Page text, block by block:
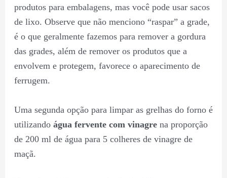
produtos para embalagens, mas você pode usar sacos
de lixo. Observe que não menciono “raspar” a grade,
é o que geralmente fazemos para remover a gordura
das grades, além de remover os produtos que a
envolvem e protegem, favorece o aparecimento de
ferrugem.
Uma segunda opção para limpar as grelhas do forno é
utilizandoágua fervente com vinagrena proporção
de 200 ml de água para 5 colheres de vinagre de
maçã.